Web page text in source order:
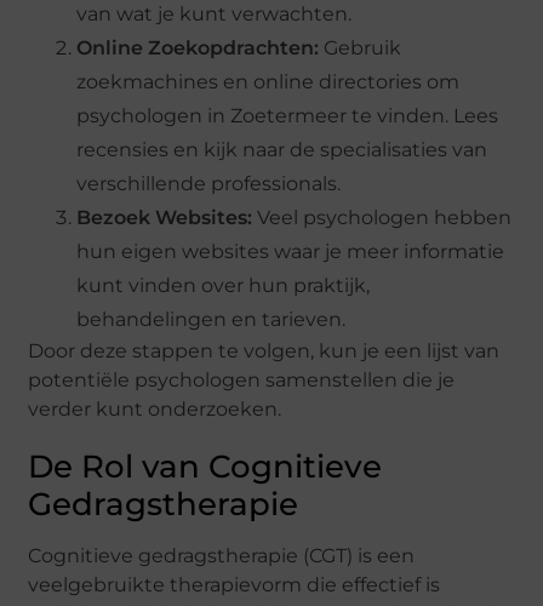
van wat je kunt verwachten.
Online Zoekopdrachten: Gebruik
zoekmachines en online directories om
psychologen in Zoetermeer te vinden. Lees
recensies en kijk naar de specialisaties van
verschillende professionals.
Bezoek Websites: Veel psychologen hebben
hun eigen websites waar je meer informatie
kunt vinden over hun praktijk,
behandelingen en tarieven.
Door deze stappen te volgen, kun je een lijst van
potentiële psychologen samenstellen die je
verder kunt onderzoeken.
De Rol van Cognitieve
Gedragstherapie
Cognitieve gedragstherapie (CGT) is een
veelgebruikte therapievorm die effectief is